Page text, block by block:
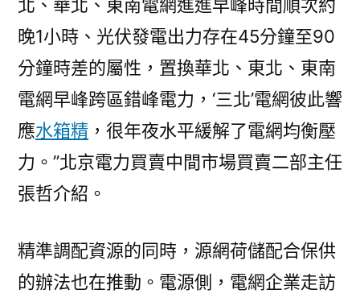
北、華北、東南電網進進早峰時間順次約
晚1小時、光伏發電出力存在45分鐘至90
分鐘時差的屬性，置換華北、東北、東南
電網早峰跨區錯峰電力，‘三北’電網彼此響
應水箱精 ，很年夜水平緩解了電網均衡壓
力。”北京電力買賣中間市場買賣二部主任
張哲介紹。
精準調配資源的同時，源網荷儲配合保供
的辦法也在推動。電源側，電網企業走訪